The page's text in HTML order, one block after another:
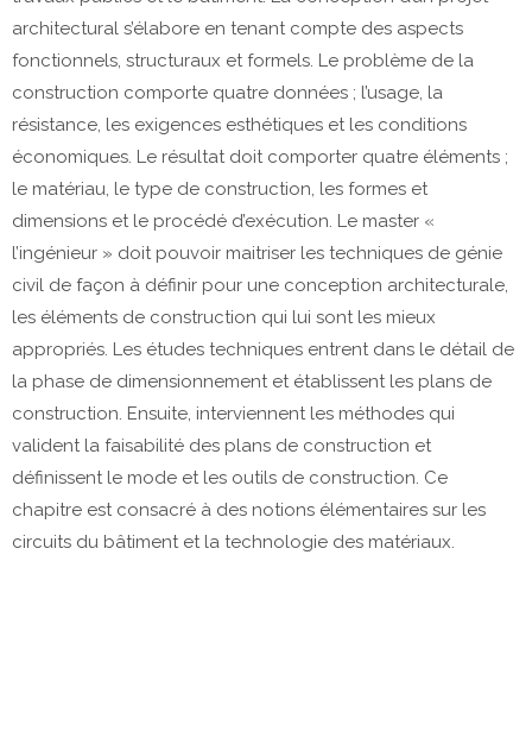
architectural s’élabore en tenant compte des aspects
fonctionnels, structuraux et formels. Le problème de la
construction comporte quatre données ; l’usage, la
résistance, les exigences esthétiques et les conditions
économiques. Le résultat doit comporter quatre éléments ;
le matériau, le type de construction, les formes et
dimensions et le procédé d’exécution. Le master «
l’ingénieur » doit pouvoir maitriser les techniques de génie
civil de façon à définir pour une conception architecturale,
les éléments de construction qui lui sont les mieux
appropriés. Les études techniques entrent dans le détail de
la phase de dimensionnement et établissent les plans de
construction. Ensuite, interviennent les méthodes qui
valident la faisabilité des plans de construction et
définissent le mode et les outils de construction. Ce
chapitre est consacré à des notions élémentaires sur les
circuits du bâtiment et la technologie des matériaux.